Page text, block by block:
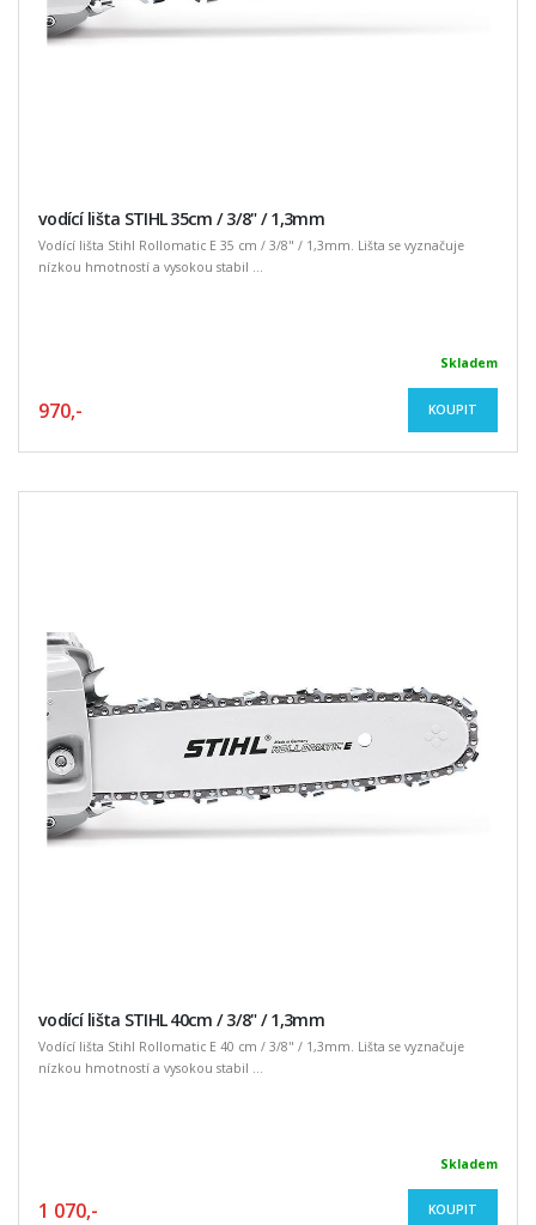
vodící lišta STIHL 35cm / 3/8" / 1,3mm
Vodící lišta Stihl Rollomatic E 35 cm / 3/8" / 1,3mm. Lišta se vyznačuje
nízkou hmotností a vysokou stabil ...
Skladem
970,- KOUPIT
vodící lišta STIHL 40cm / 3/8" / 1,3mm
Vodící lišta Stihl Rollomatic E 40 cm / 3/8" / 1,3mm. Lišta se vyznačuje
nízkou hmotností a vysokou stabil ...
Skladem
1 070,- KOUPIT